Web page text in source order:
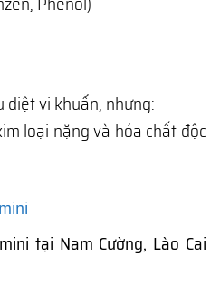
diệt vi khuẩn, nhưng:
loại nặng và hóa chất độc
tại Nam Cường, Lào Cai